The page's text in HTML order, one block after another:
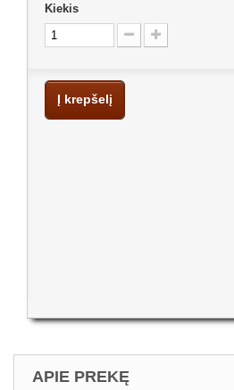
Kiekis
Į krepšelį
APIE PREKĘ